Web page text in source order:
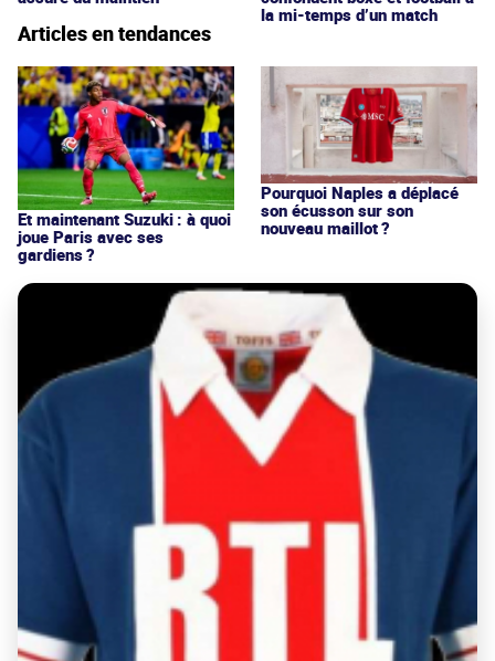
la mi-temps d’un match
Articles en tendances
Et maintenant Suzuki : à quoi
joue Paris avec ses
gardiens ?
Pourquoi Naples a déplacé
son écusson sur son
nouveau maillot ?